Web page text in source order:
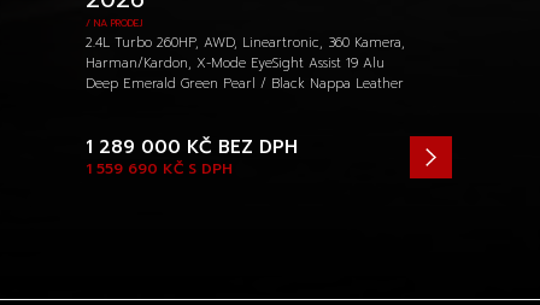
/ NA PRODEJ
2.4L Turbo 260HP, AWD, Lineartronic, 360 Kamera,
Harman/Kardon, X-Mode EyeSight Assist 19 Alu
Deep Emerald Green Pearl / Black Nappa Leather
1 559 690 KČ S DPH
1 289 000 KČ BEZ DPH